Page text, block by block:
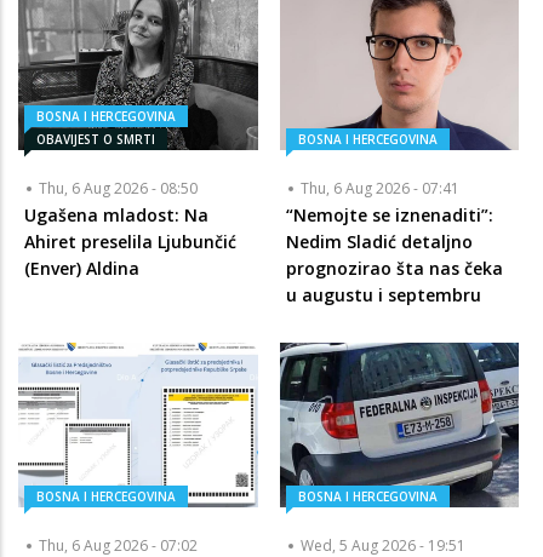
BOSNA I HERCEGOVINA
OBAVIJEST O SMRTI
Thu, 6 Aug 2026 - 08:50
Ugašena mladost: Na
Ahiret preselila Ljubunčić
(Enver) Aldina
BOSNA I HERCEGOVINA
Thu, 6 Aug 2026 - 07:41
“Nemojte se iznenaditi”:
Nedim Sladić detaljno
prognozirao šta nas čeka
u augustu i septembru
BOSNA I HERCEGOVINA
Thu, 6 Aug 2026 - 07:02
BOSNA I HERCEGOVINA
Wed, 5 Aug 2026 - 19:51